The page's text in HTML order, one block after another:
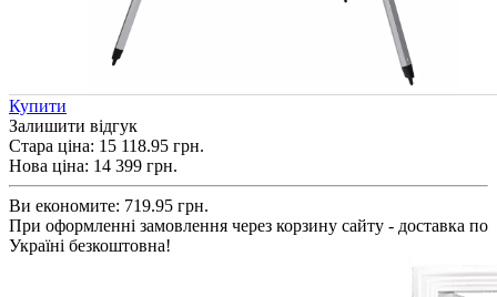
Купити
Залишити відгук
Стара ціна: 15 118.95 грн.
Нова ціна: 14 399 грн.
Ви економите: 719.95 грн.
При оформленні замовлення через корзину сайту - доставка по
Україні безкоштовна!